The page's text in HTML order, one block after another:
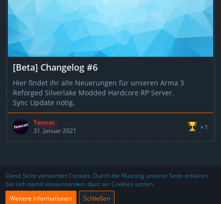
[Beta] Changelog #6
Hier findet ihr alle Neuerungen für unseren Arma 3
Reforged Silverlake Modded Hardcore RP Server.
Sync Update nötig.
Tomcat
31. Januar 2021
1
Nutzungsbedingungen Datenschutzerklärung Impressum
Kontakt Partner
Diese Seite verwendet Cookies. Durch die Nutzung unserer Seite erklären
Sie sich damit einverstanden, dass wir Cookies setzen.
Weitere Informationen
Schließen